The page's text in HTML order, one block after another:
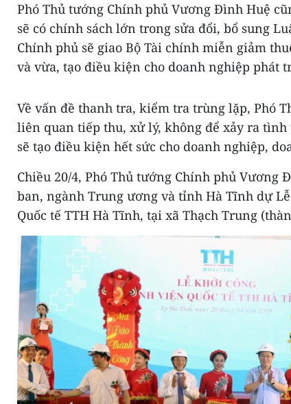
Phó Thủ tướng Chính phủ Vương Đình Huệ
sẽ có chính sách lớn trong sửa đổi, bổ sung
Chính phủ sẽ giao Bộ Tài chính miễn giảm
và vừa, tạo điều kiện cho doanh nghiệp phát
Về vấn đề thanh tra, kiểm tra trùng lặp, Phó
liên quan tiếp thu, xử lý, không để xảy ra
sẽ tạo điều kiện hết sức cho doanh nghiệp,
Chiều 20/4, Phó Thủ tướng Chính phủ Vương
ban, ngành Trung ương và tỉnh Hà Tĩnh dự
Quốc tế TTH Hà Tĩnh, tại xã Thạch Trung